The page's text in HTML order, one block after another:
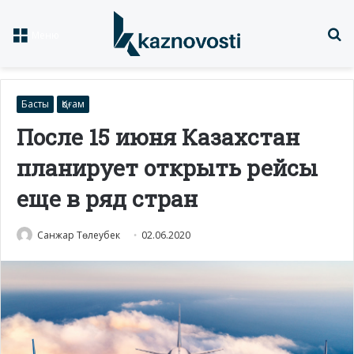
Басты Қоғам
После 15 июня Казахстан
планирует открыть рейсы
еще в ряд стран
Санжар Төлеубек 02.06.2020